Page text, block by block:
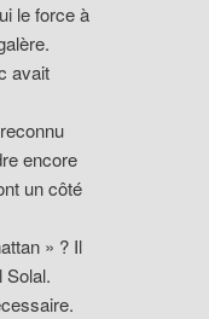
le force à
avait
encore
un côté
» ? Il
Solal.